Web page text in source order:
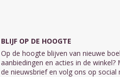
BLIJF OP DE HOOGTE
Op de hoogte blijven van nieuwe
aanbiedingen en acties in de winkel?
de nieuwsbrief en volg ons op social